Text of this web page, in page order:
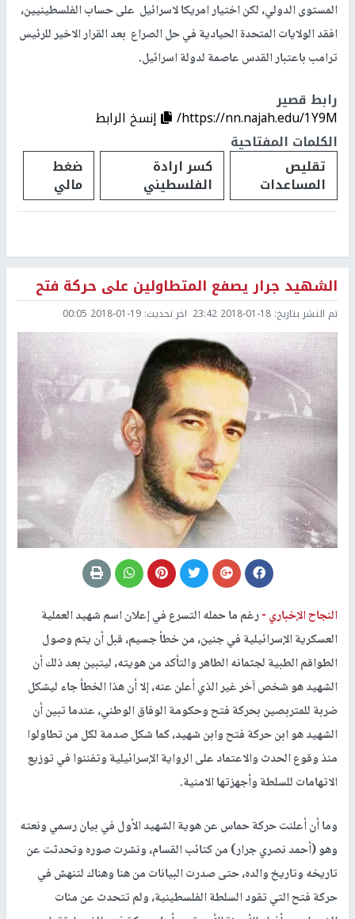
المستوى الدولي، لكن اختيار امريكا لاسرائيل على حساب الفلسطينيين،
افقد الولايات المتحدة الحيادية في حل الصراع بعد القرار الاخير للرئيس
ترامب باعتبار القدس عاصمة لدولة اسرائيل.
رابط قصير
https://nn.najah.edu/1Y9M/
إنسخ الرابط
الكلمات المفتاحية
تقليص
المساعدات
كسر ارادة
الفلسطيني
ضغط
مالي
الشهيد جرار يصفع المتطاولين على حركة فتح
تم النشر بتاريخ: 2018-01-18 23:42 اخر تحديث: 2018-01-19 00:05
النجاح الإخباري -رغم ما حمله التسرع في إعلان اسم شهيد العملية
العسكرية الإسرائيلية في جنين، من خطأ جسيم، قبل أن يتم وصول
الطواقم الطبية لجثمانه الطاهر والتأكد من هويته، ليتبين بعد ذلك أن
الشهيد هو شخص آخر غير الذي أعلن عنه، إلا أن هذا الخطأ جاء ليشكل
ضربة للمتربصين بحركة فتح وحكومة الوفاق الوطني، عندما تبين أن
الشهيد هو ابن حركة فتح وابن شهيد، كما شكل صدمة لكل من تطاولوا
منذ وقوع الحدث والاعتماد على الرواية الإسرائيلية وتفننوا في توزيع
الاتهامات للسلطة وأجهزتها الامنية.
وما أن أعلنت حركة حماس عن هوية الشهيد الأول في بيان رسمي ونعته
وهو (أحمد نصري جرار) من كتائب القسام، ونشرت صوره وتحدثت عن
تاريخه وتاريخ والده، حتى صدرت البيانات من هنا وهناك لتنهش في
حركة فتح التي تقود السلطة الفلسطينية، ولم تتحدث عن مئات